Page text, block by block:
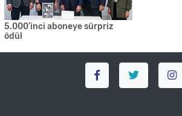
5.000’inci aboneye sürpriz
ödül